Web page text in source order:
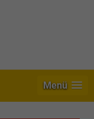
Menü